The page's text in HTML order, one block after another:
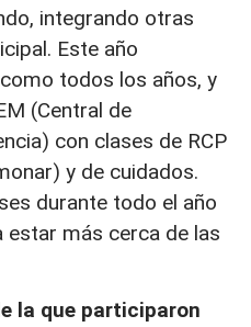
integrando otras
Este año
todos los años, y
(Central de
con clases de RCP
y de cuidados.
durante todo el año
más cerca de las
la que participaron